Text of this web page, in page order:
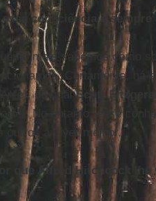
essa consciência é
mais sabemos como
Certamente, há
da qualScott
No entanto, esse
outros a viver melhor.
que Alfred Hitchcock